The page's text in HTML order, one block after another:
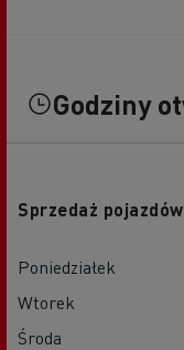
Godziny
Sprzedaż
Poniedziałek
Wtorek
Środa